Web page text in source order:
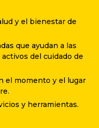
y el bienestar de
que ayudan a las
del cuidado de
el momento y el lugar
y herramientas.